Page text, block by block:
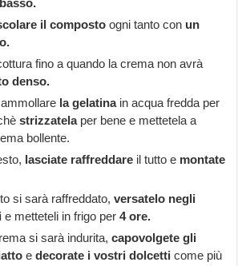
il composto ogni tanto con un
fino a quando la crema non avrà
denso.
la gelatinain acqua fredda per
strizzatelaper bene e mettetela a
bollente.
lasciate raffreddare il tutto e montate
si sarà raffreddato,versatelo negli
e metteteli in frigo per4 ore.
si sarà indurita,capovolgete gli
edecorate i vostri dolcetti come più